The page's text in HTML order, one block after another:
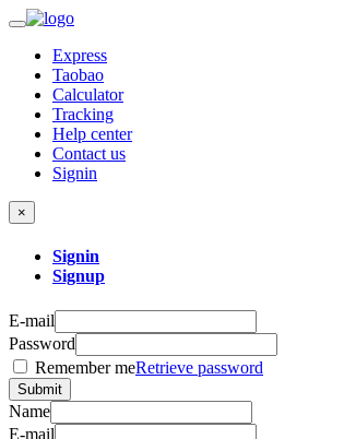
Express
Taobao
Calculator
Tracking
Help center
Contact us
Signin
×
Signin
Signup
E-mail
Password
Remember meRetrieve password
Submit
Name
E-mail